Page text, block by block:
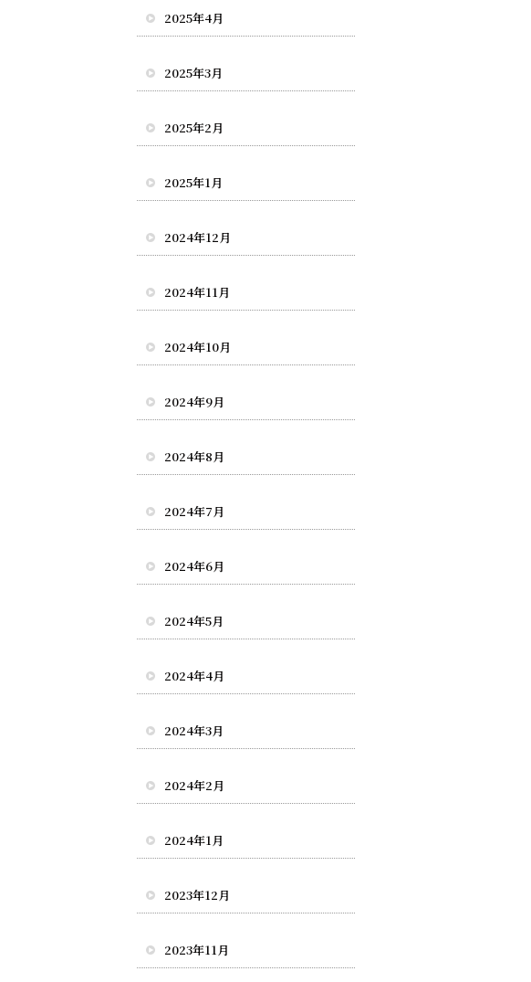
2025年4月
2025年3月
2025年2月
2025年1月
2024年12月
2024年11月
2024年10月
2024年9月
2024年8月
2024年7月
2024年6月
2024年5月
2024年4月
2024年3月
2024年2月
2024年1月
2023年12月
2023年11月